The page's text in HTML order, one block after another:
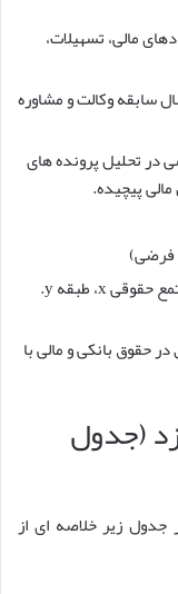
مالی، تسهیلات،
سابقه وکالت و مشاوره
در تحلیل پرونده های
پیچیده.
آدرس دفتر: یزد، خیابان کاشانی، مجتمع حقوقی x، طبقه y.
حقوق بانکی و مالی با
(جدول
زیر خلاصه ای از